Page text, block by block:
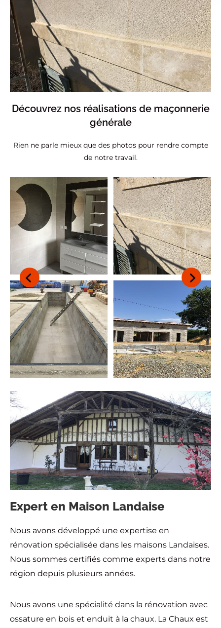
Découvrez nos réalisations de maçonnerie
générale
Rien ne parle mieux que des photos pour rendre compte
de notre travail.
Expert en Maison Landaise
Nous avons développé une expertise en
rénovation spécialisée dans les maisons Landaises.
Nous sommes certifiés comme experts dans notre
région depuis plusieurs années.
Nous avons une spécialité dans la rénovation avec
ossature en bois et enduit à la chaux. La Chaux est